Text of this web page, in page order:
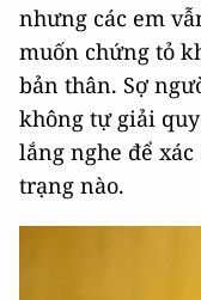
nhưng các em
muốn chứng tỏ
bản thân. Sợ
không tự giải
lắng nghe để
trạng nào.